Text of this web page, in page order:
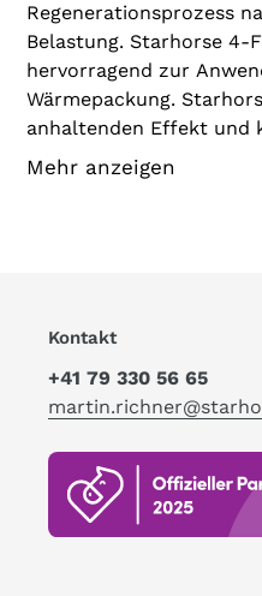
Regenerationsprozess
Belastung. Starhorse 4-
hervorragend zur
Wärmepackung.
anhaltenden Effekt und
leicht abgewaschen
ANWENDUNG
Muskelbereiche)
in Berührung bringen.
äusserlichen Anwendung
KÜHLPACKUNG
Starhorse 4-Feet dick
Mehr anzeigen
Kontakt
+41 79 330 56 65